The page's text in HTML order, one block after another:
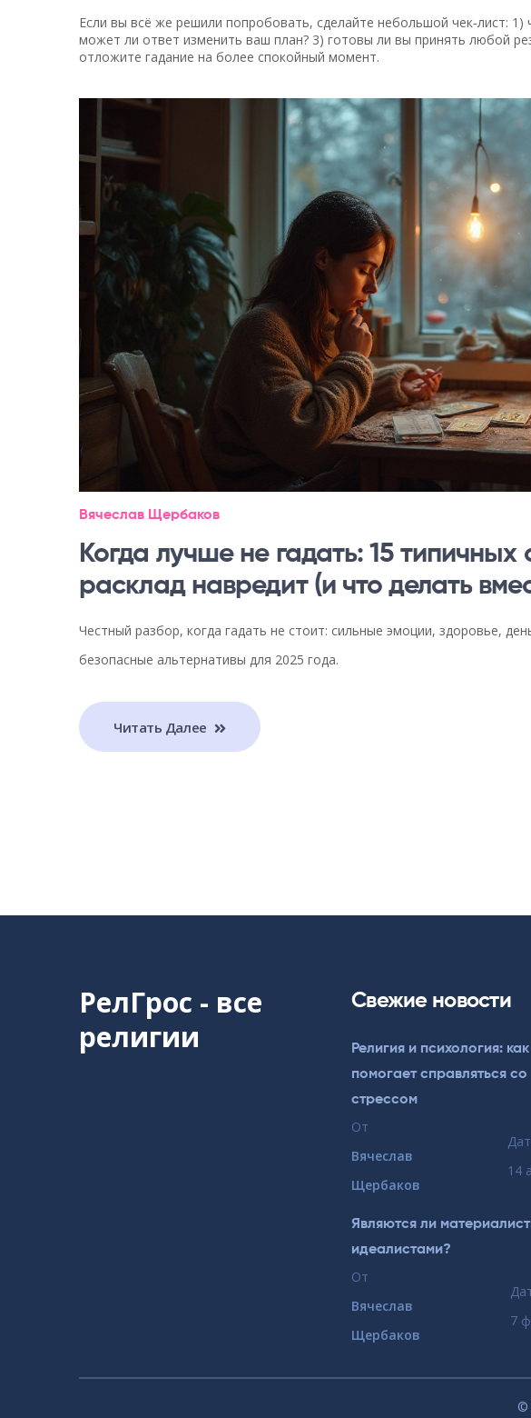
Если вы всё же решили попробовать, сделайте небольшой чек‑лист: 1)
может ли ответ изменить ваш план? 3) готовы ли вы принять любой
отложите гадание на более спокойный момент.
Вячеслав Щербаков
Когда лучше не гадать: 15 типичных
расклад навредит (и что делать
Честный разбор, когда гадать не стоит: сильные эмоции, здоровье,
безопасные альтернативы для 2025 года.
Читать Далее
РелГрос - все
религии
Свежие новости
Религия и психология:
помогает справляться со
стрессом
От
Вячеслав
Щербаков
14
Являются ли
идеалистами?
От
Вячеслав
Щербаков
7
©